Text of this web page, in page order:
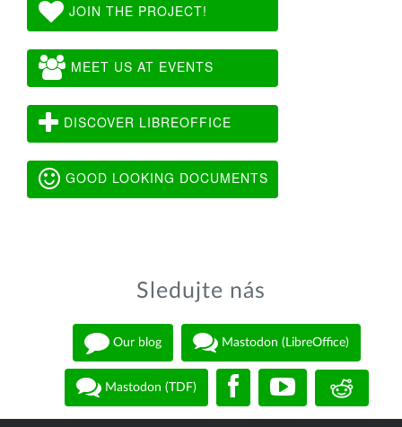
JOIN THE PROJECT!
MEET US AT EVENTS
DISCOVER LIBREOFFICE
GOOD LOOKING DOCUMENTS
Sledujte nás
Our blog Mastodon (LibreOffice)
Mastodon (TDF)